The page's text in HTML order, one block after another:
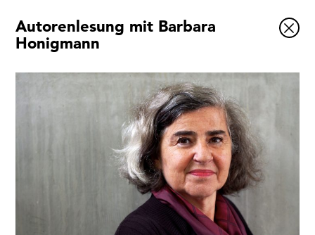
Autorenlesung mit Barbara
Honigmann
Ausstellungen
Museumsquartier
Vermittlung
Besuch
Kontakt
1x